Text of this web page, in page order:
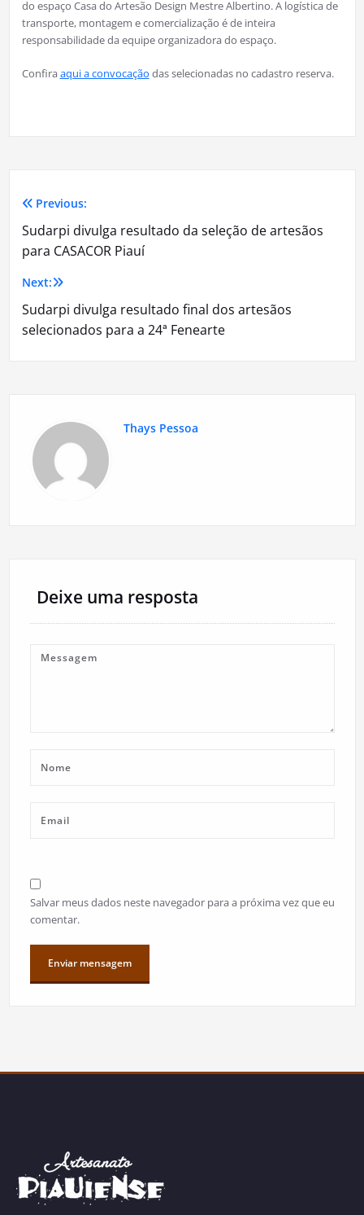
do espaço Casa do Artesão Design Mestre Albertino. A logística de
transporte, montagem e comercialização é de inteira
responsabilidade da equipe organizadora do espaço.
Confiraaqui a convocação das selecionadas no cadastro reserva.
Navegação
de
Post
Previous:
Sudarpi divulga resultado da seleção de artesãos
para CASACOR Piauí
Next:
Sudarpi divulga resultado final dos artesãos
selecionados para a 24ª Fenearte
Thays Pessoa
Deixe uma resposta
Salvar meus dados neste navegador para a próxima vez que eu
comentar.